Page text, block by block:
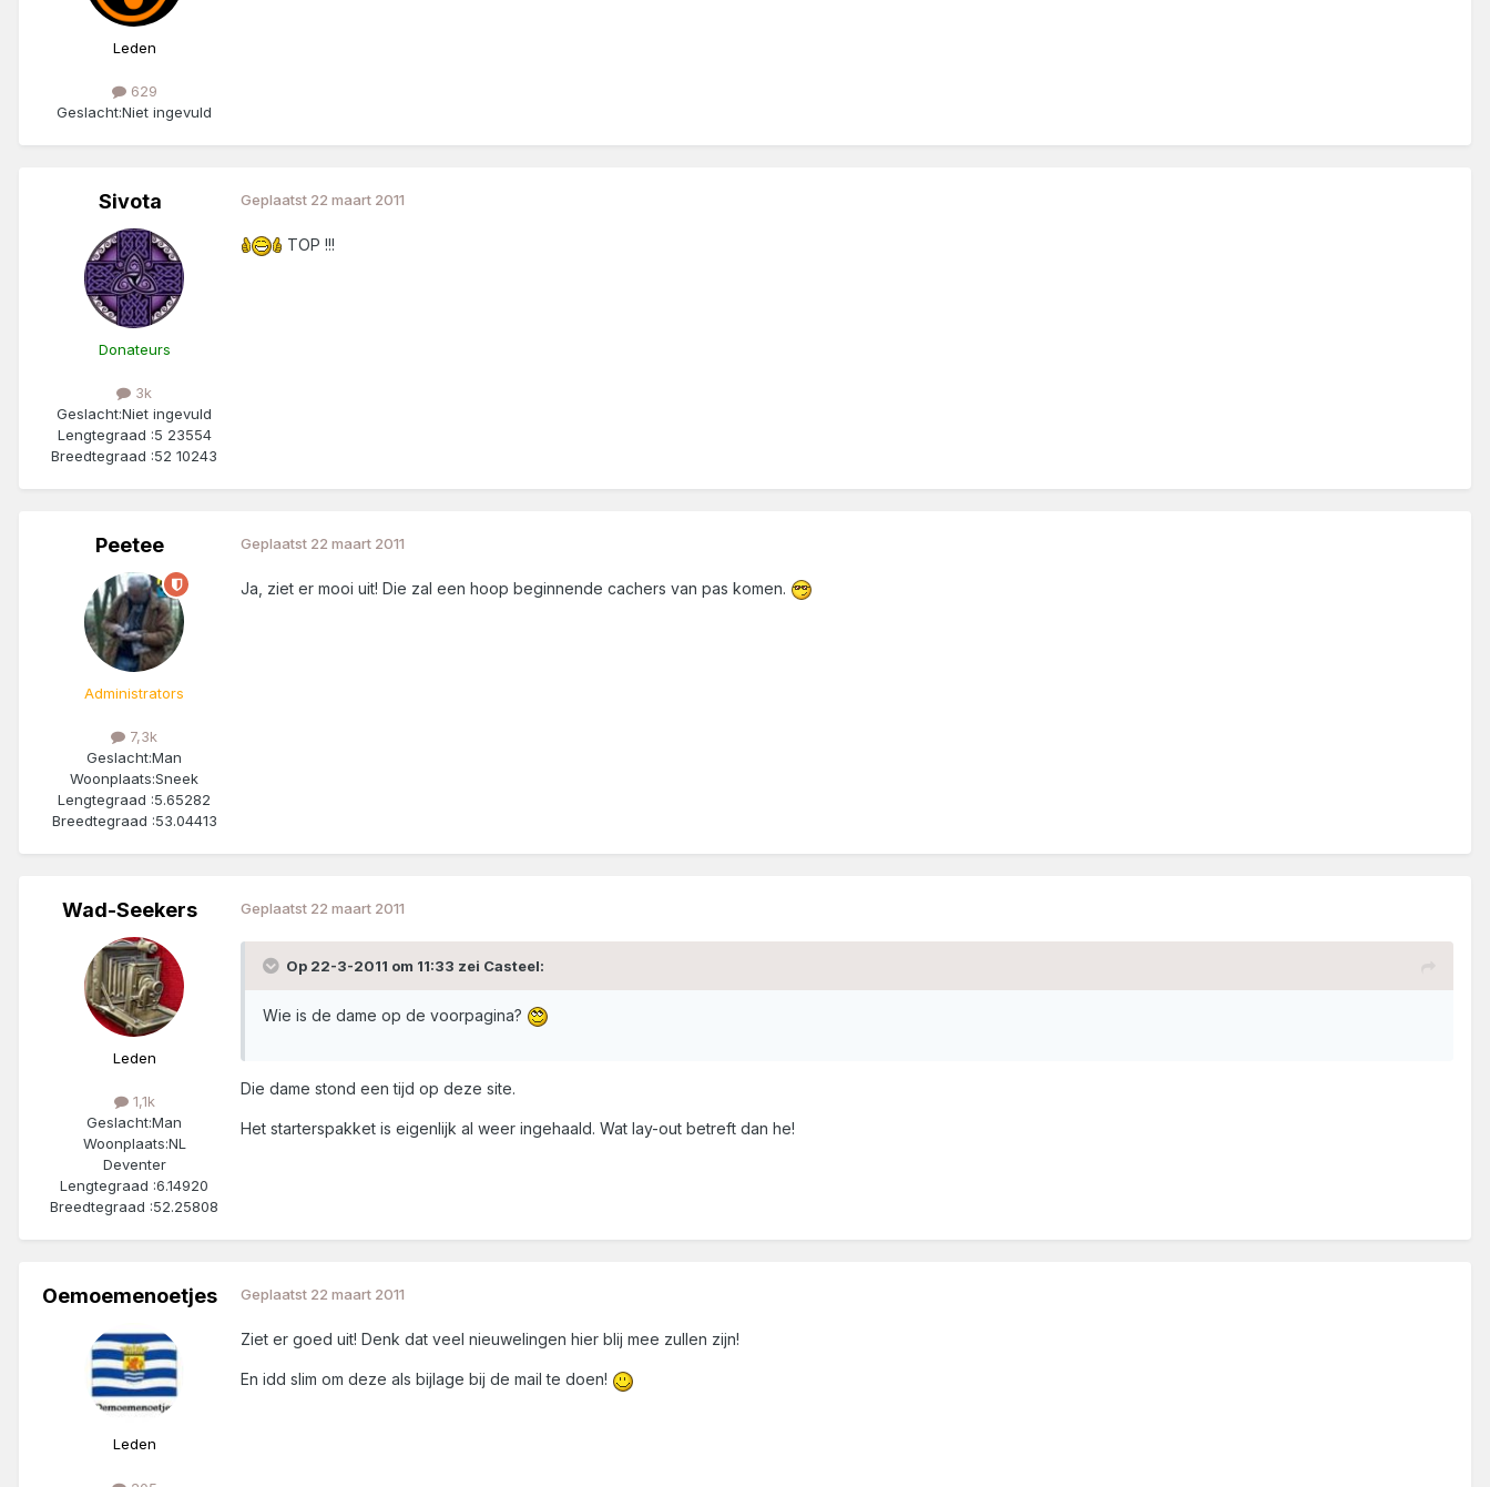
Leden
629
Geslacht:Niet ingevuld
Sivota
Donateurs
3k
Geslacht:Niet ingevuld
Lengtegraad :5 23554
Breedtegraad :52 10243
Geplaatst 22 maart 2011
TOP !!!
Peetee
Administrators
7,3k
Geslacht:Man
Woonplaats:Sneek
Lengtegraad :5.65282
Breedtegraad :53.04413
Geplaatst 22 maart 2011
Ja, ziet er mooi uit! Die zal een hoop beginnende cachers van pas komen.
Wad-Seekers
Leden
1,1k
Geslacht:Man
Woonplaats:NL
Deventer
Lengtegraad :6.14920
Breedtegraad :52.25808
Geplaatst 22 maart 2011
Op 22-3-2011 om 11:33 zei Casteel:
Wie is de dame op de voorpagina?
Die dame stond een tijd op deze site.
Het starterspakket is eigenlijk al weer ingehaald. Wat lay-out betreft dan he!
Oemoemenoetjes
Leden
Geplaatst 22 maart 2011
Ziet er goed uit! Denk dat veel nieuwelingen hier blij mee zullen zijn!
En idd slim om deze als bijlage bij de mail te doen!